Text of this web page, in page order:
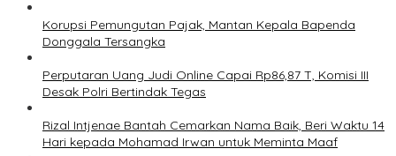
Korupsi Pemungutan Pajak, Mantan Kepala Bapenda
Donggala Tersangka
Perputaran Uang Judi Online Capai Rp86,87 T, Komisi III
Desak Polri Bertindak Tegas
Rizal Intjenae Bantah Cemarkan Nama Baik, Beri Waktu 14
Hari kepada Mohamad Irwan untuk Meminta Maaf